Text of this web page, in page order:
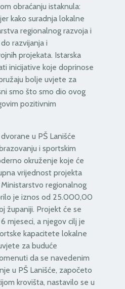
obraćanju istaknula:
kako suradnja lokalne
regionalnog razvoja i
razvijanja i
projekata. Istarska
inicijative koje doprinose
bolje uvjete za
smo što smo dio ovog
pozitivnim
u PŠ Lanišće
i sportskim
okruženje koje će
vrijednost projekta
regionalnog
je iznos od 25.000,00
županiji. Projekt će se
mjeseci, a njegov cilj je
kapacitete lokalne
za buduće
da se navedenim
u PŠ Lanišće, započeto
krovišta, nastavilo se u